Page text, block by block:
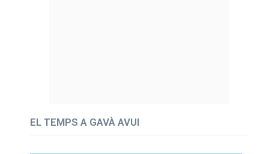
EL TEMPS A GAVÀ AVUI